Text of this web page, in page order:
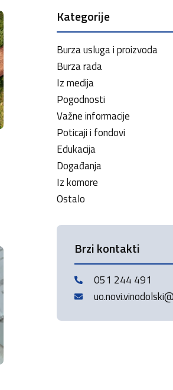
Kategorije
Burza usluga i proizvoda
Burza rada
Iz medija
Pogodnosti
Važne informacije
Poticaji i fondovi
Edukacija
Događanja
Iz komore
Ostalo
Brzi kontakti
051 244 491